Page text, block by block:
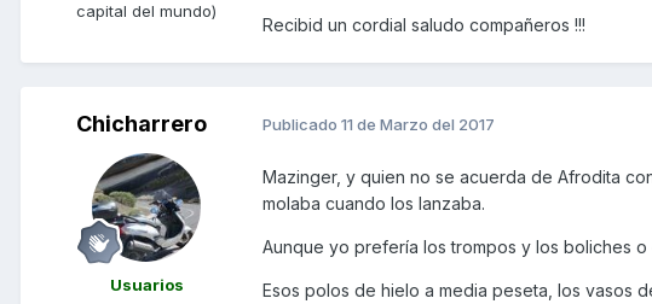
capital del mundo)
Recibid un cordial saludo compañeros !!!
Chicharrero
Usuarios
Publicado 11 de Marzo del 2017
Mazinger, y quien no se acuerda de Afrodita
molaba cuando los lanzaba.
Aunque yo prefería los trompos y los boliches o
Esos polos de hielo a media peseta, los vasos